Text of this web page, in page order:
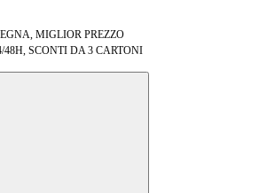
MIGLIOR PREZZO
48H, SCONTI DA 3 CARTONI